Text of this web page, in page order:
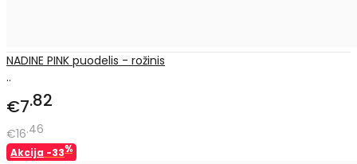
NADINE PINK puodelis - rožinis
..
€7 82
€16 46
Akcija -33%